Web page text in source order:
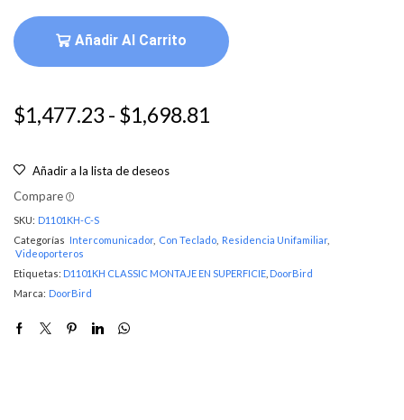
Añadir Al Carrito
$1,477.23 - $1,698.81
Añadir a la lista de deseos
Compare
SKU: D1101KH-C-S
Categorías Intercomunicador, Con Teclado Residencia Unifamiliar,
Videoporteros
Etiquetas: D1101KH CLASSIC MONTAJE EN SUPERFICIE DoorBird
Marca: DoorBird